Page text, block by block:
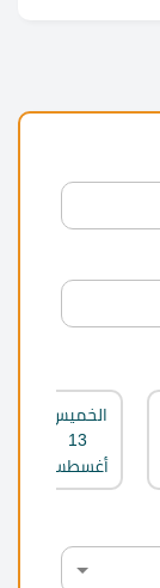
الخميس
13
أغسطس